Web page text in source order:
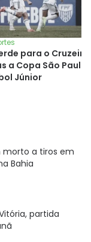
para o Cruzeiro
a Copa São Paulo
Júnior
morto a tiros em
Bahia
partida